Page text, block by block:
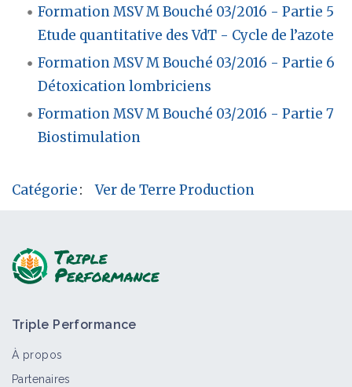
Formation MSV M Bouché 03/2016 - Partie 5
Etude quantitative des VdT - Cycle de l’azote
Formation MSV M Bouché 03/2016 - Partie 6
Détoxication lombriciens
Formation MSV M Bouché 03/2016 - Partie 7
Biostimulation
Catégorie: Ver de Terre Production
Triple Performance
À propos
Partenaires